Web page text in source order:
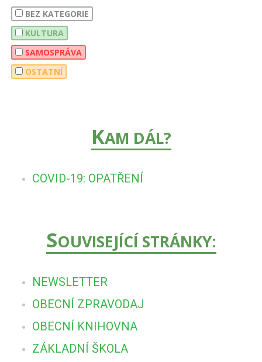
BEZ KATEGORIE
KULTURA
SAMOSPRÁVA
OSTATNÍ
KAM DÁL?
COVID-19: OPATŘENÍ
SOUVISEJÍCÍ STRÁNKY:
NEWSLETTER
OBECNÍ ZPRAVODAJ
OBECNÍ KNIHOVNA
ZÁKLADNÍ ŠKOLA